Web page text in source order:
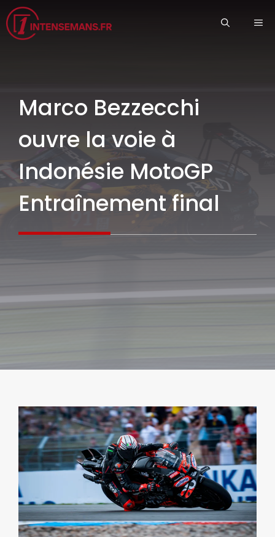
Aller
au
contenu
Marco Bezzecchi
ouvre la voie à
Indonésie MotoGP
Entraînement final